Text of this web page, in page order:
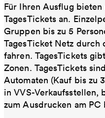
Für Ihren Ausflug
TagesTickets an.
Gruppen bis zu 5
TagesTicket Netz durch
fahren. TagesTickets
Zonen. TagesTickets
Automaten (Kauf bis zu
in VVS-Verkaufsstellen,
zum Ausdrucken am